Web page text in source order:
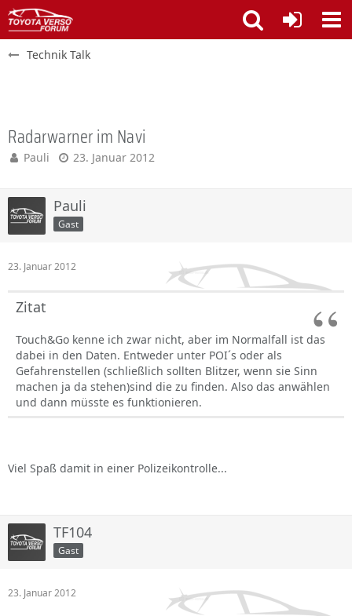
Technik Talk
Radarwarner im Navi
Pauli 23. Januar 2012
Pauli
Gast
23. Januar 2012
Zitat
Touch&Go kenne ich zwar nicht, aber im Normalfall ist das
dabei in den Daten. Entweder unter POI´s oder als
Gefahrenstellen (schließlich sollten Blitzer, wenn sie Sinn
machen ja da stehen)sind die zu finden. Also das anwählen
und dann müsste es funktionieren.
Viel Spaß damit in einer Polizeikontrolle...
TF104
Gast
23. Januar 2012